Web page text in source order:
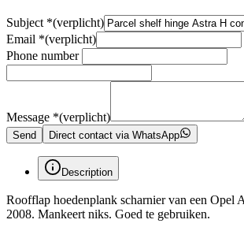
Subject *(verplicht)
Email *(verplicht)
Phone number
Message *(verplicht)
Send Direct contact via WhatsApp
Description
Roofflap hoedenplank scharnier van een Opel
2008. Mankeert niks. Goed te gebruiken.